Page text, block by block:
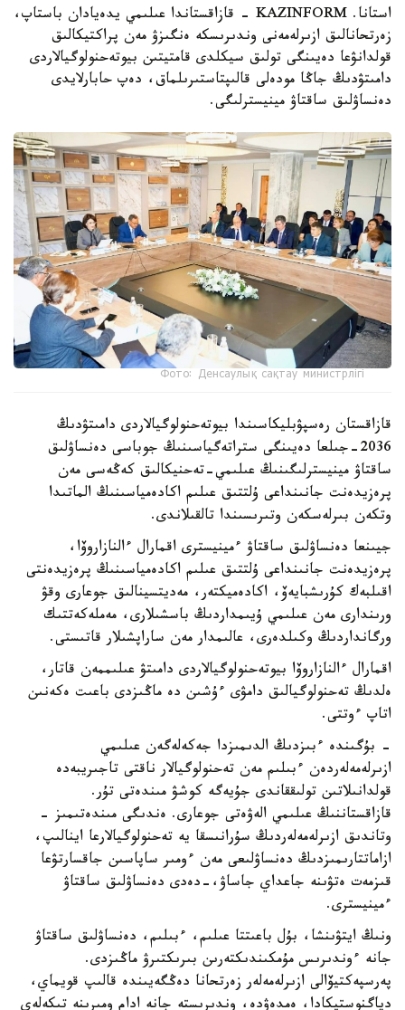
استانا. KAZINFORM - قازاقستاندا عىلىمي يدەيادان باستاپ،
زەرتحانالىق ازىرلەمەنى وندىرىسكە ەنگىزۋ مەن پراكتيكالىق
قولدانۋعا دەيىنگى تولىق سيكلدى قامتيتىن بيوتەحنولوگيالاردى
دامىتۋدىڭ جاڭا مودەلى قالىپتاستىرىلماق، دەپ حابارلايدى
دەنساۋلىق ساقتاۋ مينيسترلىگى.
Фото: Денсаулық сақтау министрлігі
قازاقستان رەسپۋبليكاسىندا بيوتەحنولوگيالاردى دامىتۋدىڭ
2036-جىلعا دەيىنگى ستراتەگياسىنىڭ جوباسى دەنساۋلىق
ساقتاۋ مينيسترلىگىنىڭ عىلىمي-تەحنيكالىق كەڭەسى مەن
پرەزيدەنت جانىنداعى ۇلتتىق عىلىم اكادەمياسىنىڭ الماتىدا
وتكەن بىرلەسكەن وتىرىسىندا تالقىلاندى.
جيىنعا دەنساۋلىق ساقتاۋ ءمينيسترى اقمارال ءالنازاروۆا،
پرەزيدەنت جانىنداعى ۇلتتىق عىلىم اكادەمياسىنىڭ پرەزيدەنتى
اقىلبەك كۇرىشبايەۆ، اكادەميكتەر، مەديتسينالىق جوعارى وقۋ
ورىندارى مەن عىلىمي ۇيىمداردىڭ باسشىلارى، مەملەكەتتىك
ورگانداردىڭ وكىلدەرى، عالىمدار مەن ساراپشىلار قاتىستى.
اقمارال ءالنازاروۆا بيوتەحنولوگيالاردى دامىتۋ عىلىممەن قاتار،
ەلدىڭ تەحنولوگيالىق دامۋى ءۇشىن دە ماڭىزدى باعىت ەكەنىن
اتاپ ءوتتى.
- بۇگىندە ءبىزدىڭ الدىمىزدا جەكەلەگەن عىلىمي
ازىرلەمەلەردەن ءبىلىم مەن تەحنولوگيالار ناقتى تاجىريبەدە
قولدانىلاتىن تولىققاندى جۇيەگە كوشۋ مىندەتى تۇر.
قازاقستاننىڭ عىلىمي الەۋەتى جوعارى. ەندىگى مىندەتىمىز -
وتاندىق ازىرلەمەلەردىڭ سۇرانىسقا يە تەحنولوگيالارعا اينالىپ،
ازاماتتارىمىزدىڭ دەنساۋلىعى مەن ءومىر ساپاسىن جاقسارتۋعا
قىزمەت ەتۋىنە جاعداي جاساۋ،-دەدى دەنساۋلىق ساقتاۋ
ءمينيسترى.
ونىڭ ايتۋىنشا، بۇل باعىتتا عىلىم، ءبىلىم، دەنساۋلىق ساقتاۋ
جانە ءوندىرىس مۇمكىندىكتەرىن بىرىكتىرۋ ماڭىزدى.
پەرسپەكتيۆالى ازىرلەمەلەر زەرتحانا دەڭگەيىندە قالىپ قويماي،